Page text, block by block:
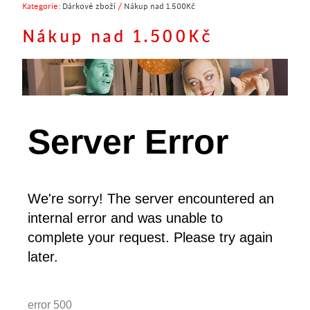
Server Error
We're sorry! The server encountered an
internal error and was unable to
complete your request. Please try again
later.
error 500
Kategorie: Dárkové zboží / Nákup nad 1.500Kč
Nákup nad 1.500Kč
Chcete získat něco pořádného ZDARMA?
parfému, my Vám dáme poctivý designový kousek, který
je běžně v prodeji.
Stačí u nás nakoupit, a hned si můžete vybrat některý z
Celkem produktů v kategorii: